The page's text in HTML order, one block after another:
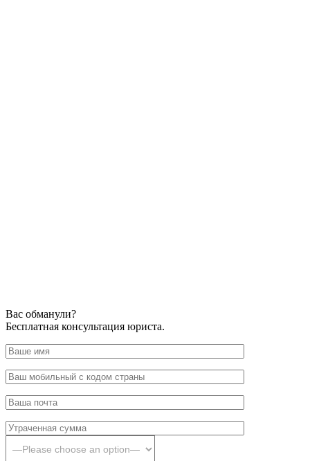
Вас обманули?
Бесплатная консультация юриста.